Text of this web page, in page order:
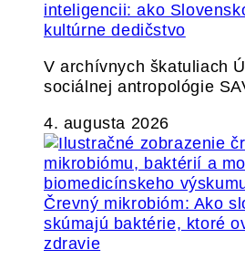
inteligencii: ako
kultúrne dedičstvo
V archívnych škatuliach
sociálnej antropológie
4. augusta 2026
Črevný mikrobióm: Ako
skúmajú baktérie, ktoré
zdravie